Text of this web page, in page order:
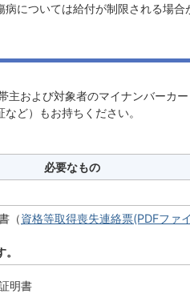
については給付が制限される場合
主および対象者のマイナンバーカ
ど）もお持ちください。
必要なもの
（資格等取得喪失連絡票(PDFファ
明書